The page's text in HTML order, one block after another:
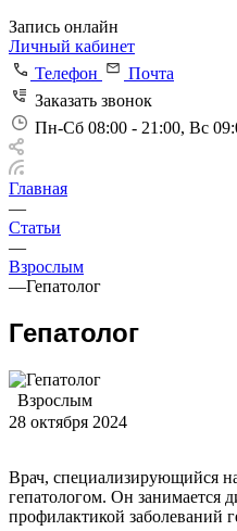
Запись онлайн
Личный кабинет
Телефон
Почта
Заказать звонок
Пн-Сб 08:00 - 21:00, Вс
Главная
—
Статьи
—
Взрослым
—Гепатолог
Гепатолог
Взрослым
28 октября 2024
Врач, специализирующийся
гепатологом. Он занимается
профилактикой заболеваний